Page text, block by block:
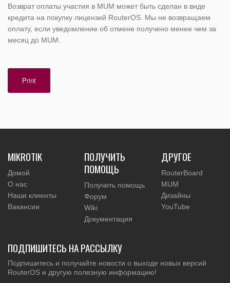
Возврат оплаты участия в MUM может быть сделан в виде
кредита на покупку лицензий RouterOS. Мы не возвращаем
оплату, если уведомление об отмене получено менее чем за
месяц до MUM.
Print
MIKROTIK
Домой
О нас
Наши клиенты
Вакансии
ПОЛУЧИТЬ
ПОМОЩЬ
Получить помощь
Форум
Wiki
Документация
ДРУГОЕ
RouterBoard
MUM
Дизайны
YouTube
ПОДПИШИТЕСЬ НА РАССЫЛКУ
Подпишитесь и получайте новости о выходе новых версий
RouterOS и другую полезную информацию!